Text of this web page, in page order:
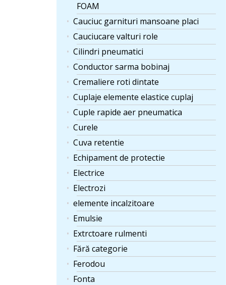
FOAM
Cauciuc garnituri mansoane placi
Cauciucare valturi role
Cilindri pneumatici
Conductor sarma bobinaj
Cremaliere roti dintate
Cuplaje elemente elastice cuplaj
Cuple rapide aer pneumatica
Curele
Cuva retentie
Echipament de protectie
Electrice
Electrozi
elemente incalzitoare
Emulsie
Extrctoare rulmenti
Fără categorie
Ferodou
Fonta